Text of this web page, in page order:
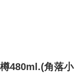
480ml.(角落小